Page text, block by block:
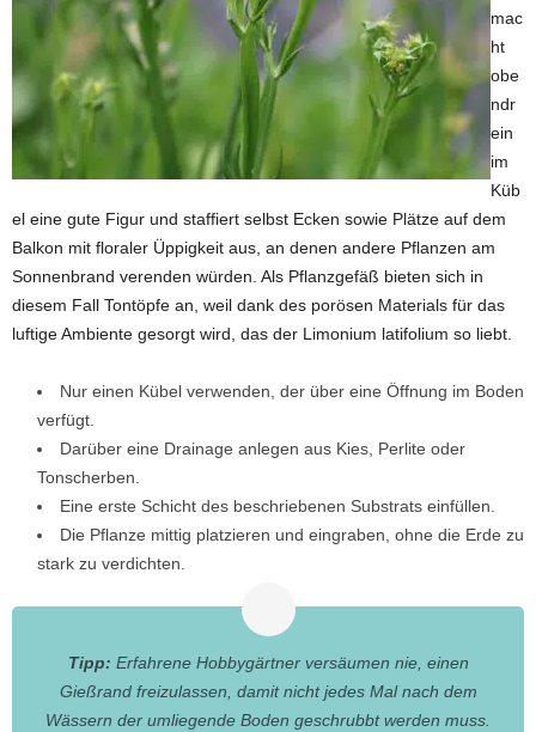
mac
ht
obe
ndr
ein
im
Küb
el eine gute Figur und staffiert selbst Ecken sowie Plätze auf dem
Balkon mit floraler Üppigkeit aus, an denen andere Pflanzen am
Sonnenbrand verenden würden. Als Pflanzgefäß bieten sich in
diesem Fall Tontöpfe an, weil dank des porösen Materials für das
luftige Ambiente gesorgt wird, das der Limonium latifolium so liebt.
Nur einen Kübel verwenden, der über eine Öffnung im Boden
verfügt.
Darüber eine Drainage anlegen aus Kies, Perlite oder
Tonscherben.
Eine erste Schicht des beschriebenen Substrats einfüllen.
Die Pflanze mittig platzieren und eingraben, ohne die Erde zu
stark zu verdichten.
Tipp: Erfahrene Hobbygärtner versäumen nie, einen
Gießrand freizulassen, damit nicht jedes Mal nach dem
Wässern der umliegende Boden geschrubbt werden muss.